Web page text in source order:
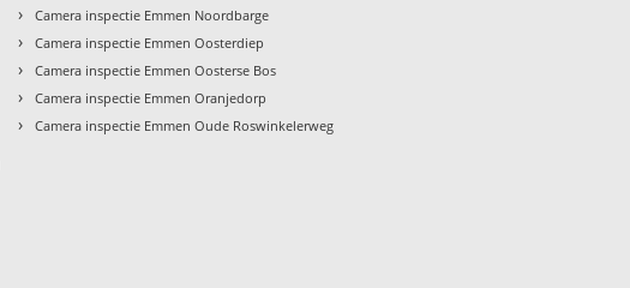
› Camera inspectie Emmen Noordbarge
› Camera inspectie Emmen Oosterdiep
› Camera inspectie Emmen Oosterse Bos
› Camera inspectie Emmen Oranjedorp
› Camera inspectie Emmen Oude Roswinkelerweg